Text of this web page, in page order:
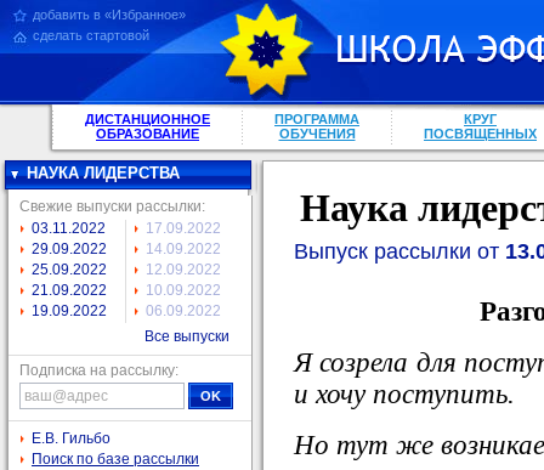
добавить в «Избранное»
сделать стартовой
ДИСТАНЦИОННОЕ
ОБРАЗОВАНИЕ
ПРОГРАММА
ОБУЧЕНИЯ
КРУГ
ПОСВЯЩЕННЫХ
НАУКА ЛИДЕРСТВА
Свежие выпуски рассылки:
03.11.2022
29.09.2022
25.09.2022
21.09.2022
19.09.2022
17.09.2022
14.09.2022
12.09.2022
10.09.2022
06.09.2022
Все выпуски
Подписка на рассылку:
Е.В. Гильбо
Поиск по базе рассылки
Наука
Выпуск рассылки от
Я созрела для
и хочу поступить.
Но тут же